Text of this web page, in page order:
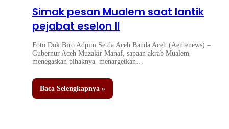
Simak pesan Mualem saat lantik
pejabat eselon II
Foto Dok Biro Adpim Setda Aceh Banda Aceh (Aentenews) –
Gubernur Aceh Muzakir Manaf, sapaan akrab Mualem
menegaskan pihaknya menargetkan…
Baca Selengkapnya »